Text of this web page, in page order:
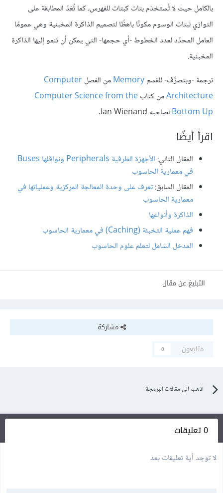
بالكامل حيث لا تُستخدَم بتات كبتات للفهرس، كما تُعَدّ المطابقة على
التوازي لبتات الوسوم مكونًا باهظًا لتصميم الذاكرة المخبئية وهي عمومًا
العامل المحدّد لعدد الخطوط -أي حجمها- التي يمكن أن تنمو إليها الذاكرة
المخبئية.
ترجمة -وبتصرُّف- للقسمMemoryمن الفصلComputer
Architectureمن كتابComputer Science from the
Bottom Upلصاحبه Ian Wienand.
اقرأ أيضًا
المقال التالي:
الأجهزة الطرفية Peripherals ونواقلها Buses
في معمارية الحاسوب
المقال السابق:تعرف على وحدة المعالجة المركزية وعملياتها في
معمارية الحاسوب
الذاكرة وأنواعها
فهم عملية التخبئة (Caching) في معمارية الحاسوب
المدخل الشامل لتعلم علوم الحاسوب
التبليغ عن مقال
مشاركة
متابعون
0
اذهب الى مقالات البرمجة
0 تعليقات
لا توجد أية تعليقات بعد